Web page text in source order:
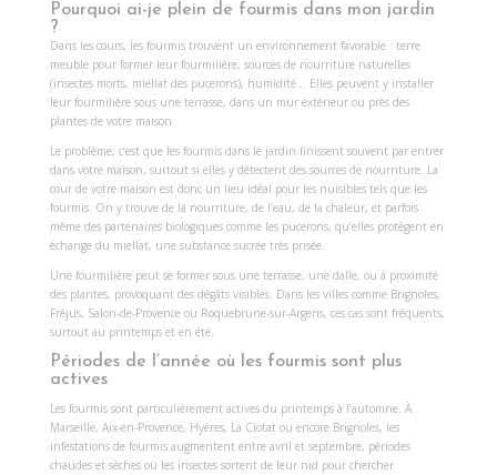
Pourquoi ai-je plein de fourmis dans mon jardin
?
Dans les cours, les fourmis trouvent un environnement favorable : terre
meuble pour former leur fourmilière, sources de nourriture naturelles
(insectes morts, miellat des pucerons), humidité… Elles peuvent y installer
leur fourmilière sous une terrasse, dans un mur extérieur ou près des
plantes de votre maison.
Le problème, c’est que les fourmis dans le jardin finissent souvent par entrer
dans votre maison, surtout si elles y détectent des sources de nourriture. La
cour de votre maison est donc un lieu idéal pour les nuisibles tels que les
fourmis. On y trouve de la nourriture, de l’eau, de la chaleur, et parfois
même des partenaires biologiques comme les pucerons, qu’elles protègent en
échange du miellat, une substance sucrée très prisée.
Une fourmilière peut se former sous une terrasse, une dalle, ou à proximité
des plantes, provoquant des dégâts visibles. Dans les villes comme Brignoles,
Fréjus, Salon-de-Provence ou Roquebrune-sur-Argens, ces cas sont fréquents,
surtout au printemps et en été.
Périodes de l’année où les fourmis sont plus
actives
Les fourmis sont particulièrement actives du printemps à l’automne. À
Marseille, Aix-en-Provence, Hyères, La Ciotat ou encore Brignoles, les
infestations de fourmis augmentent entre avril et septembre, périodes
chaudes et sèches où les insectes sortent de leur nid pour chercher